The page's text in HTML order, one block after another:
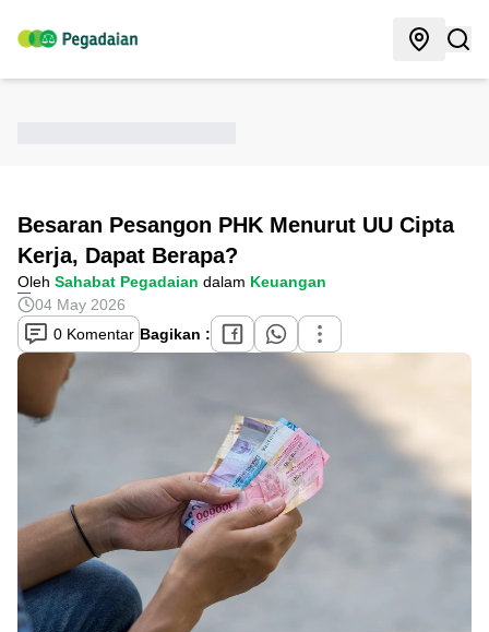
Besaran Pesangon PHK Menurut UU Cipta
Kerja, Dapat Berapa?
Oleh Sahabat Pegadaian dalam Keuangan
04 May 2026
0 Komentar Bagikan :